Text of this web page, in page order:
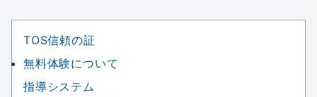
TOS信頼の証
無料体験について
指導システム